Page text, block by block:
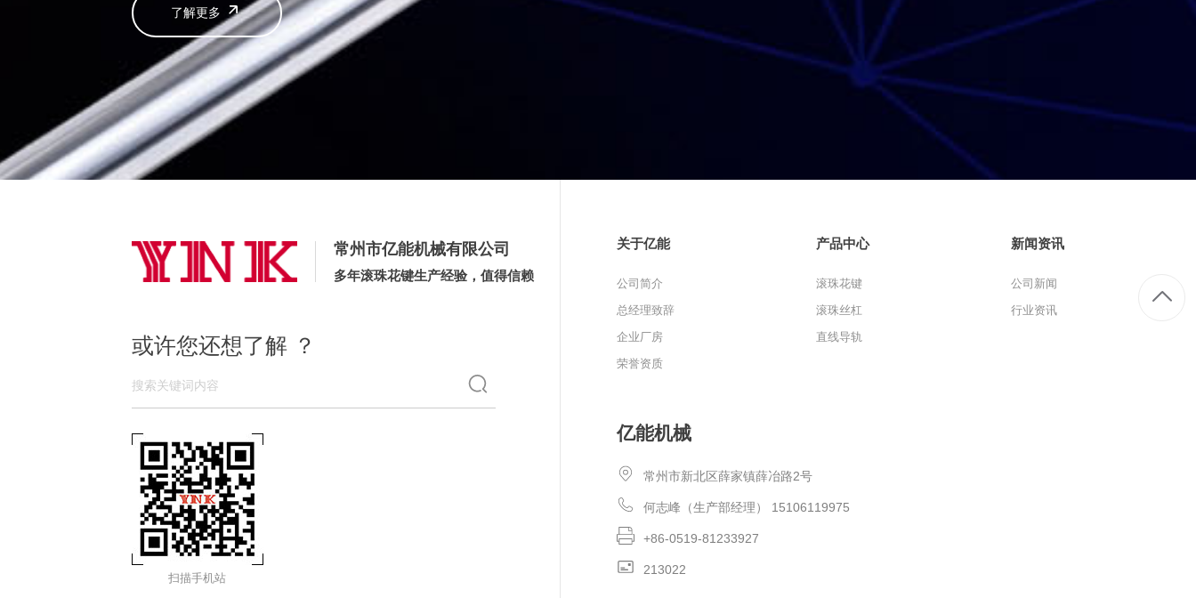
了解更多
常州市亿能机械有限公司
多年滚珠花键生产经验，值得信赖
或许您还想了解 ？
扫描手机站
关于亿能
公司简介
总经理致辞
企业厂房
荣誉资质
产品中心
滚珠花键
滚珠丝杠
直线导轨
新闻资讯
公司新闻
行业资讯
亿能机械
常州市新北区薛家镇薛冶路2号
何志峰（生产部经理） 15106119975
+86-0519-81233927
213022